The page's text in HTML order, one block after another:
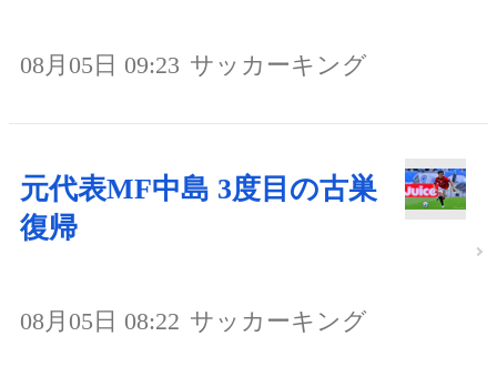
08月05日 09:23 サッカーキング
元代表MF中島 3度目の古巣
復帰
08月05日 08:22 サッカーキング